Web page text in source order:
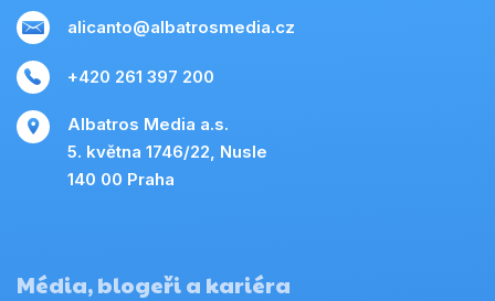
alicanto@albatrosmedia.cz
+420 261 397 200
Albatros Media a.s.
5. května 1746/22, Nusle
140 00 Praha
Média, blogeři a kariéra